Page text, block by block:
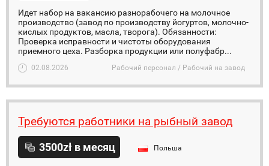
Идет набор на вакансию разнорабочего на молочное
производство (завод по производству йогуртов, молочно-
кислых продуктов, масла, творога). Обязанности:
Проверка исправности и чистоты оборудования
приемного цеха. Разборка продукции или полуфабр...
02.08.2026 Рабочий персонал / Рабочий на завод
Требуются работники на рыбный завод
3500zł в месяц Польша